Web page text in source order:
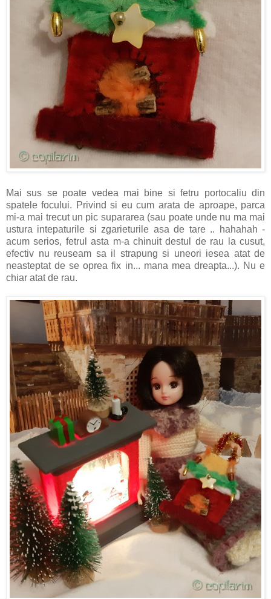
Mai sus se poate vedea mai bine si fetru portocaliu din
spatele focului. Privind si eu cum arata de aproape, parca
mi-a mai trecut un pic supararea (sau poate unde nu ma mai
ustura intepaturile si zgarieturile asa de tare .. hahahah -
acum serios, fetrul asta m-a chinuit destul de rau la cusut,
efectiv nu reuseam sa il strapung si uneori iesea atat de
neasteptat de se oprea fix in... mana mea dreapta...). Nu e
chiar atat de rau.